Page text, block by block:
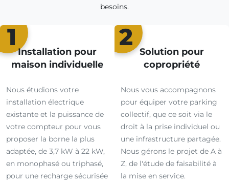
besoins.
1
Installation pour
maison individuelle
Nous étudions votre
installation électrique
existante et la puissance de
votre compteur pour vous
proposer la borne la plus
adaptée, de 3,7 kW à 22 kW,
en monophasé ou triphasé,
pour une recharge sécurisée
2
Solution pour
copropriété
Nous vous accompagnons
pour équiper votre parking
collectif, que ce soit via le
droit à la prise individuel ou
une infrastructure partagée.
Nous gérons le projet de A à
Z, de l'étude de faisabilité à
la mise en service.